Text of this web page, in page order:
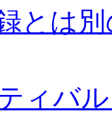
とは
ィバ